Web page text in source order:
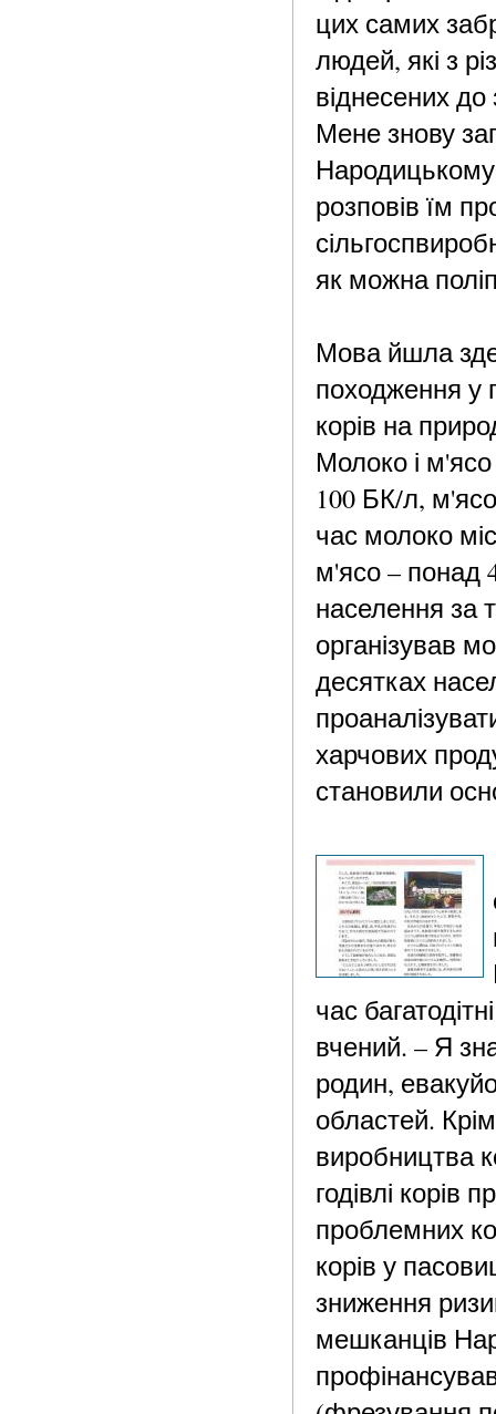
цих самих
людей, які з
віднесених
Мене знову
розповів їм
як можна
Мова йшла
походження у
корів на
Молоко і
100 БК/л,
час молоко
м'ясо – понад
населення за
організував
десятках
харчових
становили
час
вчений. – Я
родин,
областей.
виробництва
годівлі корів
проблемних
корів у
зниження
мешканців